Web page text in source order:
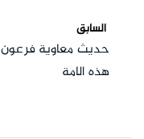
السابق
حديث معاوية فرعون
هذه الامة